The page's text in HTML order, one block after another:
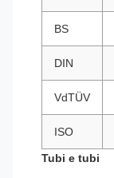
BS
DIN
VdTÜV
ISO
Tubi e tubi